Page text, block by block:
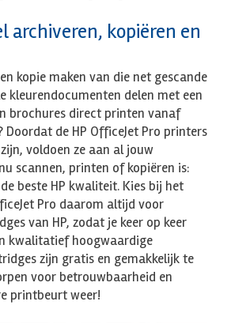
archiveren, kopiëren en
kopie maken van die net gescande
kleurendocumenten delen met een
brochures direct printen vanaf
Doordat de HP OfficeJet Pro printers
voldoen ze aan al jouw
scannen, printen of kopiëren is:
beste HP kwaliteit. Kies bij het
Pro daarom altijd voor
van HP, zodat je keer op keer
kwalitatief hoogwaardige
zijn gratis en gemakkelijk te
voor betrouwbaarheid en
printbeurt weer!